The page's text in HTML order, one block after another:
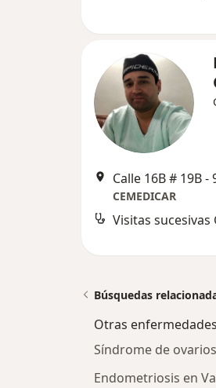
CEMEDICAR
Búsquedas
Otras
Síndrome de
Endometriosis en